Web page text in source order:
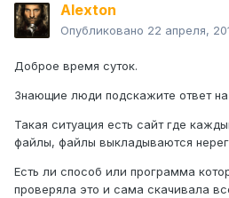
Alexton
Опубликовано 22 апреля,
Доброе время суток.
Знающие люди подскажите ответ на
Такая ситуация есть сайт где
файлы, файлы выкладываются
Есть ли способ или программа
проверяла это и сама скачивала